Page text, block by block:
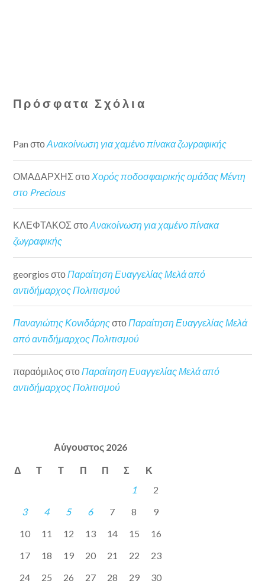
Πρόσφατα Σχόλια
Pan στοΑνακοίνωση για χαμένο πίνακα ζωγραφικής
ΟΜΑΔΑΡΧΗΣ στοΧορός ποδοσφαιρικής ομάδας Μέντη
στο Precious
ΚΛΕΦΤΑΚΟΣ στοΑνακοίνωση για χαμένο πίνακα
ζωγραφικής
georgios στο Παραίτηση Ευαγγελίας Μελά από
αντιδήμαρχος Πολιτισμού
Παναγιώτης Κονιδάρηςστο Παραίτηση Ευαγγελίας Μελά
από αντιδήμαρχος Πολιτισμού
παραόμιλος στοΠαραίτηση Ευαγγελίας Μελά από
αντιδήμαρχος Πολιτισμού
Αύγουστος 2026
Δ Τ Τ Π Π Σ Κ
1
2
3
4 5 6 7 8
9
10
11 12 13 14 15
16
17
18 19 20 21 22
23
24
25 26 27 28 29
30